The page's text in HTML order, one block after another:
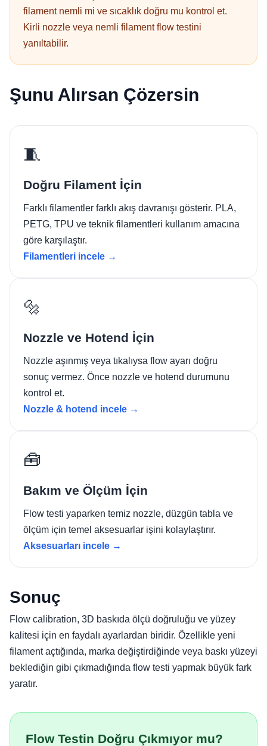
filament nemli mi ve sıcaklık doğru mu kontrol et.
Kirli nozzle veya nemli filament flow testini
yanıltabilir.
Şunu Alırsan Çözersin
🧵
Doğru Filament İçin
Farklı filamentler farklı akış davranışı gösterir. PLA,
PETG, TPU ve teknik filamentleri kullanım amacına
göre karşılaştır.
Filamentleri incele →
🔩
Nozzle ve Hotend İçin
Nozzle aşınmış veya tıkalıysa flow ayarı doğru
sonuç vermez. Önce nozzle ve hotend durumunu
kontrol et.
Nozzle & hotend incele →
🧰
Bakım ve Ölçüm İçin
Flow testi yaparken temiz nozzle, düzgün tabla ve
ölçüm için temel aksesuarlar işini kolaylaştırır.
Aksesuarları incele →
Sonuç
Flow calibration, 3D baskıda ölçü doğruluğu ve yüzey
kalitesi için en faydalı ayarlardan biridir. Özellikle yeni
filament açtığında, marka değiştirdiğinde veya baskı yüzeyi
beklediğin gibi çıkmadığında flow testi yapmak büyük fark
yaratır.
Flow Testin Doğru Çıkmıyor mu?